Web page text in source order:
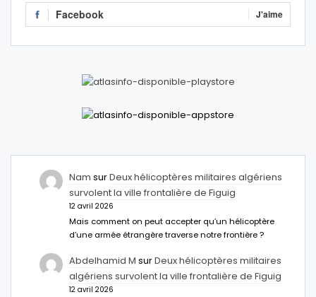
Facebook J'aime
Nam surDeux hélicoptères militaires algériens
survolent la ville frontalière de Figuig
12 avril 2026
Mais comment on peut accepter qu’un hélicoptère
d’une armée étrangère traverse notre frontière ?
Abdelhamid M surDeux hélicoptères militaires
algériens survolent la ville frontalière de Figuig
12 avril 2026